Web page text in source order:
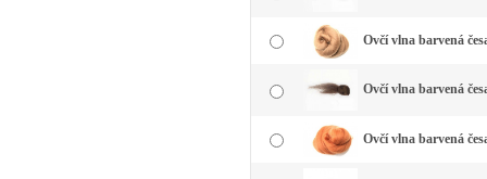
Ovčí vlna barvená
Ovčí vlna barvená
Ovčí vlna barvená